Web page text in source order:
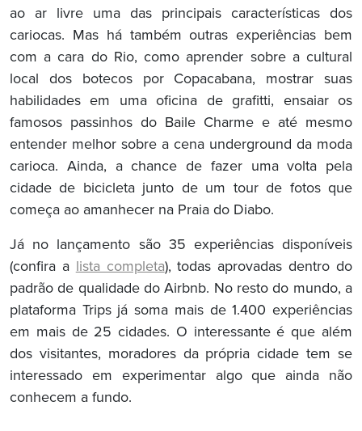
ao ar livre uma das principais características dos
cariocas. Mas há também outras experiências bem
com a cara do Rio, como aprender sobre a cultural
local dos botecos por Copacabana, mostrar suas
habilidades em uma oficina de grafitti, ensaiar os
famosos passinhos do Baile Charme e até mesmo
entender melhor sobre a cena underground da moda
carioca. Ainda, a chance de fazer uma volta pela
cidade de bicicleta junto de um tour de fotos que
começa ao amanhecer na Praia do Diabo.
Já no lançamento são 35 experiências disponíveis
(confira a lista completa), todas aprovadas dentro do
padrão de qualidade do Airbnb. No resto do mundo, a
plataforma Trips já soma mais de 1.400 experiências
em mais de 25 cidades. O interessante é que além
dos visitantes, moradores da própria cidade tem se
interessado em experimentar algo que ainda não
conhecem a fundo.